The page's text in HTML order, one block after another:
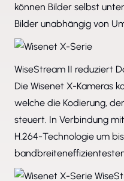
können Bilder selbst
Bilder unabhängig von
WiseStream II reduziert
Die Wisenet X-Kameras
welche die Kodierung,
steuert. In Verbindung
H.264-Technologie um